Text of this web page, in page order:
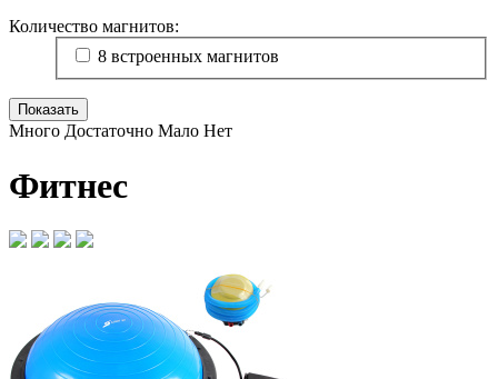
Количество магнитов:
8 встроенных магнитов
Много Достаточно Мало Нет
Фитнес